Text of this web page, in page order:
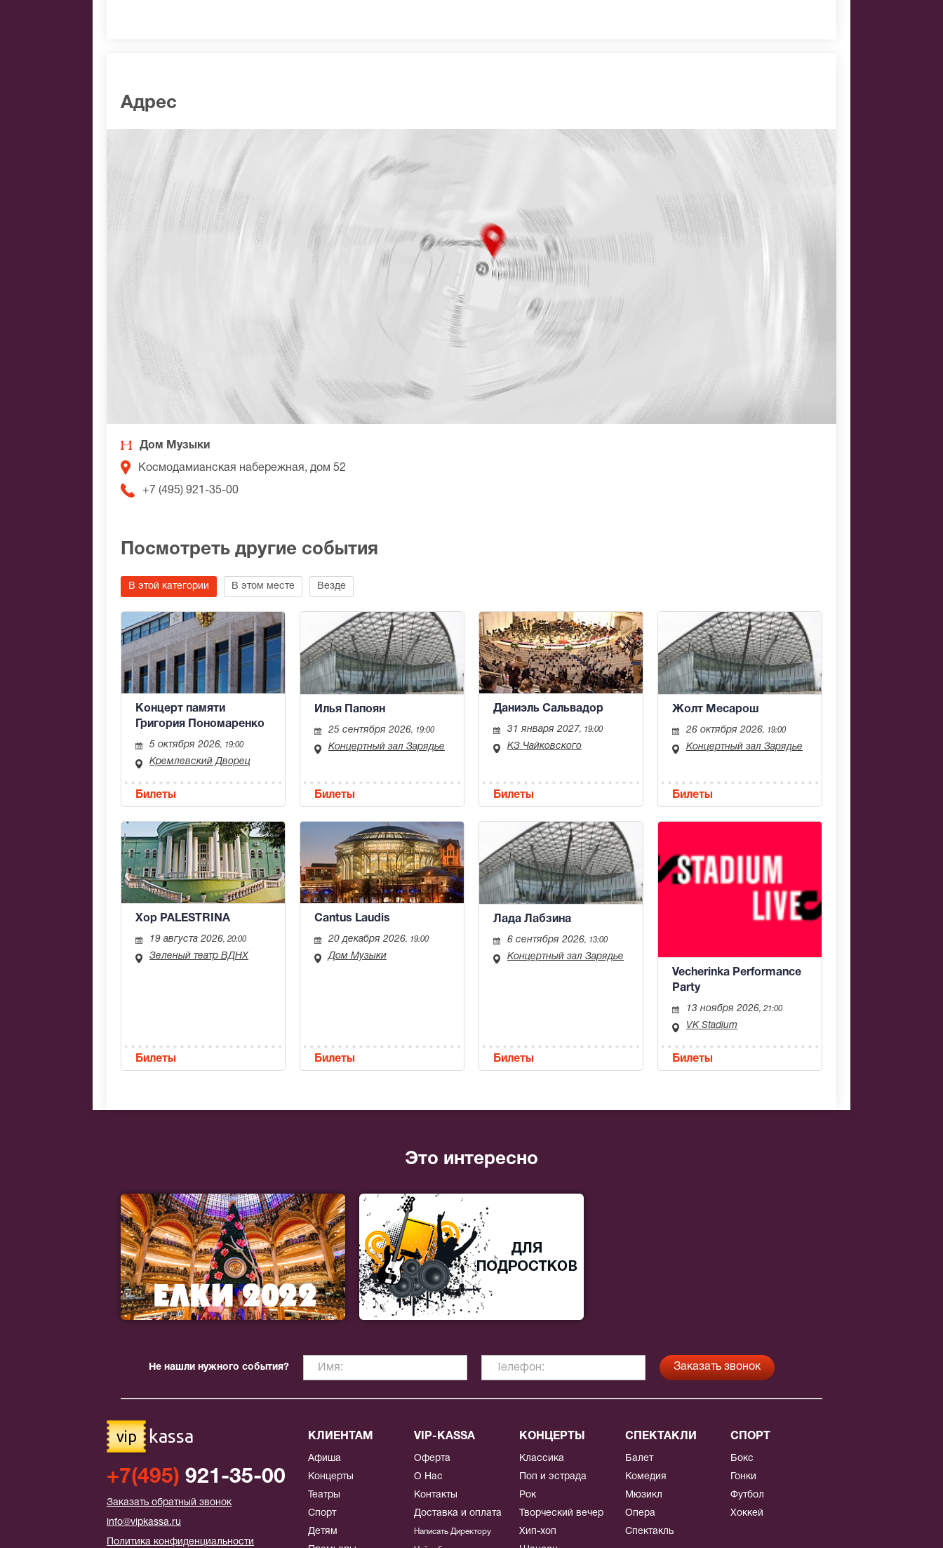
Адрес
Дом Музыки
Космодамианская набережная, дом 52
+7 (495) 921-35-00
Посмотреть другие события
В этой категории В этом месте Везде
Концерт памяти
Григория Пономаренко
5 октября 2026, 19:00
Кремлевский Дворец
Билеты
Илья Папоян
25 сентября 2026, 19:00
Концертный зал Зарядье
Билеты
Даниэль Сальвадор
31 января 2027, 19:00
КЗ Чайковского
Билеты
Жолт Месарош
26 октября 2026, 19:00
Концертный зал Зарядье
Билеты
Хор PALESTRINA
19 августа 2026, 20:00
Зеленый театр ВДНХ
Билеты
Cantus Laudis
20 декабря 2026, 19:00
Дом Музыки
Билеты
Лада Лабзина
6 сентября 2026, 13:00
Концертный зал Зарядье
Билеты
Vecherinka Performance
Party
13 ноября 2026, 21:00
VK Stadium
Билеты
Это интересно
Не нашли нужного события?
vip kassa
+7(495) 921-35-00
Заказать обратный звонок
info@vipkassa.ru
Политика конфиденциальности
КЛИЕНТАМ
Афиша
Концерты
Театры
Спорт
Детям
VIP-KASSA
Оферта
О Нас
Контакты
Доставка и оплата
Написать Директору
КОНЦЕРТЫ
Классика
Поп и эстрада
Рок
Творческий вечер
Хип-хоп
СПЕКТАКЛИ
Балет
Комедия
Мюзикл
Опера
Спектакль
СПОРТ
Бокс
Гонки
Футбол
Хоккей